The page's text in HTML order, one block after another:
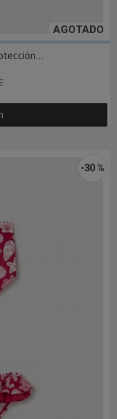
AGOTADO
-30 %